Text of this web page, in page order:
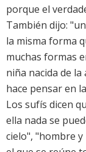
porque el
También dijo:
la misma forma
muchas formas
niña nacida de
hace pensar en
Los sufís dicen
ella nada se
cielo", "hombre